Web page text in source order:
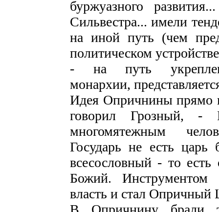
буржуазного
Сильвестра... имели
на иной путь (чем
политическом
- на путь
монархии,
Идея Опричнины прямо
говорил Грозный, -
многомятежным
Государь не есть
всесословный - то
Божий. Инструментом
власть и стал Опричный